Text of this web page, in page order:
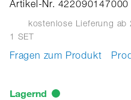
Artikel-Nr. 422090147000
kostenlose Lieferung ab
1 SET
Fragen zum Produkt
Lagernd